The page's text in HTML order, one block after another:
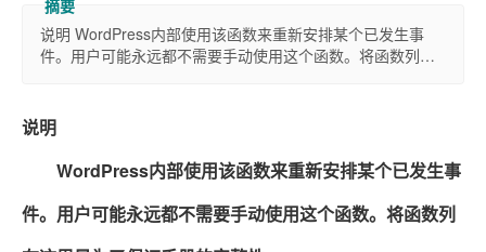
说明 WordPress内部使用该函数来重新安排某个已发生事
件。用户可能永远都不需要手动使用这个函数。将函数列…
说明
WordPress内部使用该函数来重新安排某个已发生事
件。用户可能永远都不需要手动使用这个函数。将函数列